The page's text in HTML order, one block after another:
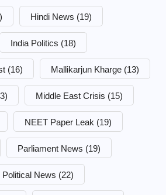
Hindi News (19)
India Politics (18)
(16) Mallikarjun Kharge (13)
Middle East Crisis (15)
NEET Paper Leak (19)
Parliament News (19)
Political News (22)